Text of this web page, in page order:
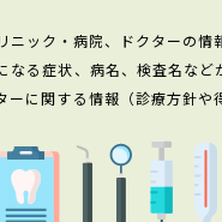
ック・病院、ドクターの情
る症状、病名、検査名な
に関する情報（診療方針や